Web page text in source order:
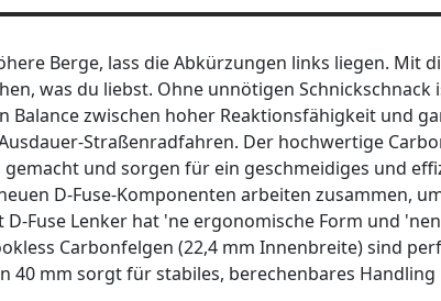
Berge, lass die Abkürzungen links liegen. Mit
was du liebst. Ohne unnötigen
Balance zwischen hoher Reaktionsfähigkeit und
Straßenradfahren. Der hochwertige
und sorgen für ein geschmeidiges und
D-Fuse-Komponenten arbeiten zusammen,
Fuse Lenker hat 'ne ergonomische Form und
Carbonfelgen (22,4 mm Innenbreite) sind
40 mm sorgt für stabiles, berechenbares Handling